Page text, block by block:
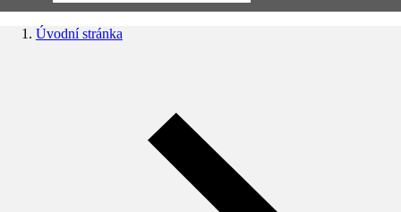
Úvodní stránka